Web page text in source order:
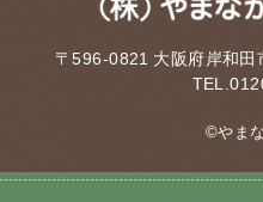
〒596-0821 大阪府岸和
©やま